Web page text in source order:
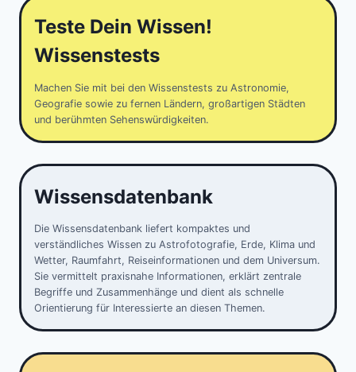
Teste Dein Wissen!
Wissenstests
Machen Sie mit bei den Wissenstests zu Astronomie,
Geografie sowie zu fernen Ländern, großartigen Städten
und berühmten Sehenswürdigkeiten.
Wissensdatenbank
Die Wissensdatenbank liefert kompaktes und
verständliches Wissen zu Astrofotografie, Erde, Klima und
Wetter, Raumfahrt, Reiseinformationen und dem Universum.
Sie vermittelt praxisnahe Informationen, erklärt zentrale
Begriffe und Zusammenhänge und dient als schnelle
Orientierung für Interessierte an diesen Themen.